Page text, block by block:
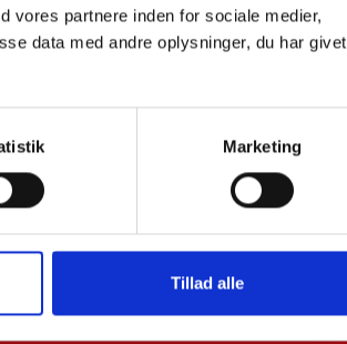
vores partnere inden for sociale medier,
data med andre oplysninger, du har givet
Marketing
Tillad alle